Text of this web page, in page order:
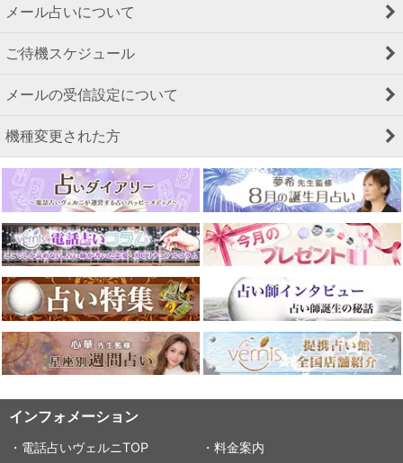
メール占いについて
ご待機スケジュール
メールの受信設定について
機種変更された方
インフォメーション
・電話占いヴェルニTOP ・料金案内